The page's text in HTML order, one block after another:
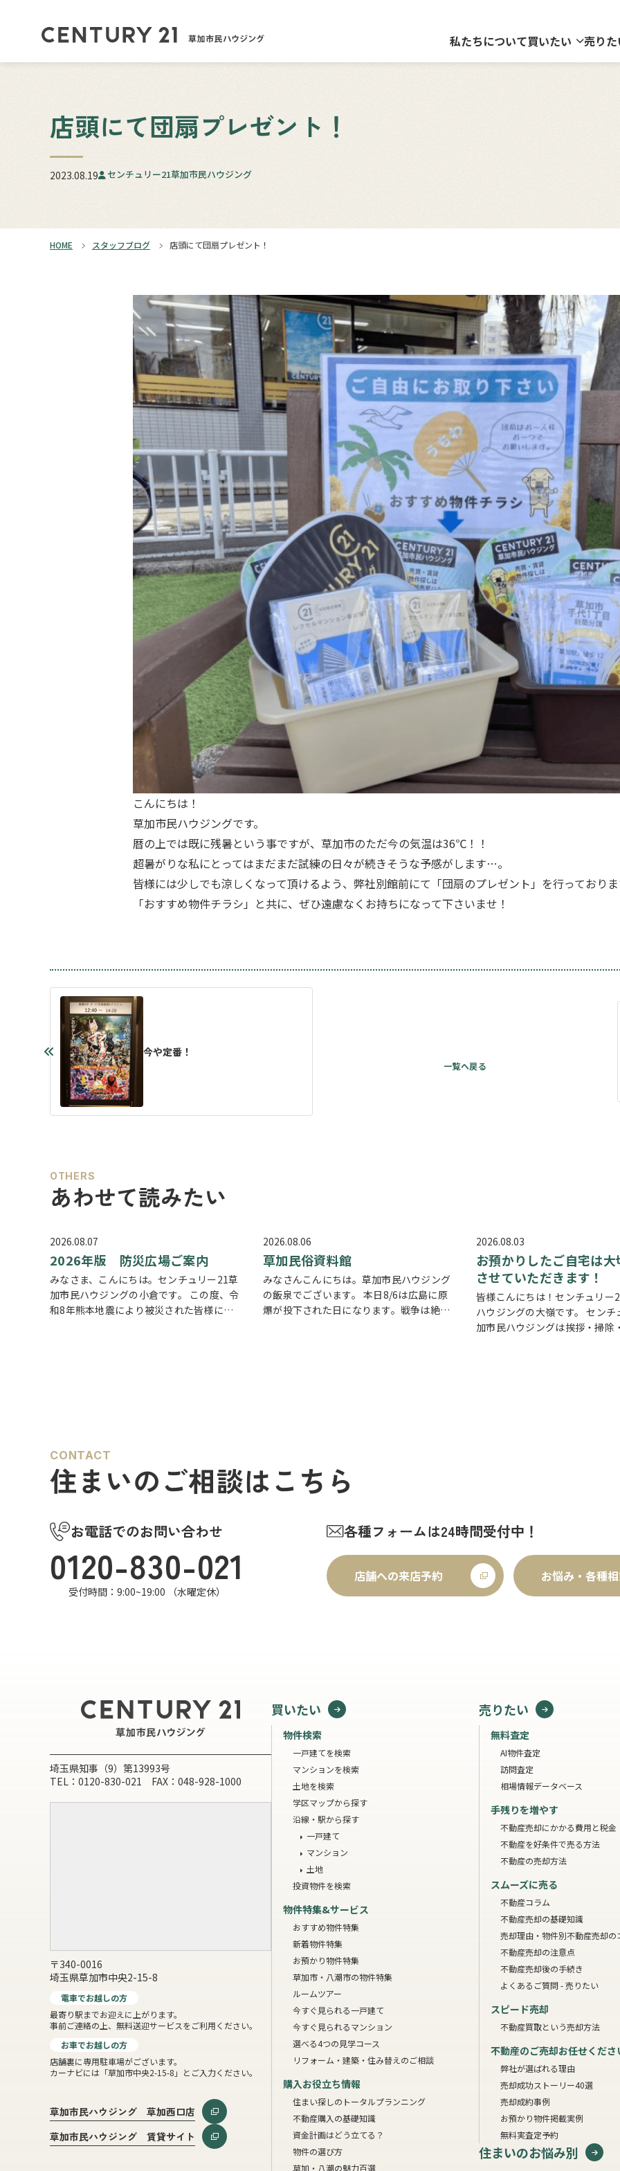
私たちについて買いたい 売り
店頭にて団扇プレゼント！
2023.08.19 センチュリー21草加市民ハウジング
HOME スタッフブログ 店頭にて団扇プレゼント！
こんにちは！
草加市民ハウジングです。
暦の上では既に残暑という事ですが、草加市のただ今の気温は36℃！！
超暑がりな私にとってはまだまだ試練の日々が続きそうな予感がします…。
皆様には少しでも涼しくなって頂けるよう、弊社別館前にて「団扇のプレゼント」を行っており
「おすすめ物件チラシ」と共に、ぜひ遠慮なくお持ちになって下さいませ！
今や定番！
OTHERS
あわせて読みたい
2026.08.07
2026年版 防災広場ご案内
みなさま、こんにちは。センチュリー21草
加市民ハウジングの小倉です。 この度、令
和8年熊本地震により被災された皆様に
2026.08.06
草加民俗資料館
みなさんこんにちは。草加市民ハウジング
の飯泉でございます。 本日8/6は広島に原
爆が投下された日になります。戦争は絶対
2026.08.03
お預かりしたご自宅は
させていただきます！
皆様こんにちは！センチュリー
ハウジングの大嶺です。 セン
加市民ハウジングは挨拶・掃除
CONTACT
住まいのご相談はこちら
お電話でのお問い合わせ
0120-830-021
受付時間：9:00~19:00 （水曜定休）
各種フォームは24時間受付中！
店舗への来店予約 お悩み・各種
埼玉県知事（9）第13993号
TEL：0120-830-021 FAX：048-928-1000
〒340-0016
埼玉県草加市中央2-15-8
電車でお越しの方
最寄り駅までお迎えに上がります。
事前ご連絡の上、無料送迎サービスをご利用ください。
お車でお越しの方
店舗裏に専用駐車場がございます。
カーナビには「草加市中央2-15-8」とご入力ください。
草加市民ハウジング 草加西口店
草加市民ハウジング 賃貸サイト
買いたい
物件検索
一戸建てを検索
マンションを検索
土地を検索
学区マップから探す
沿線・駅から探す
一戸建て
マンション
土地
投資物件を検索
物件特集&サービス
おすすめ物件特集
新着物件特集
お預かり物件特集
草加市・八潮市の物件特集
ルームツアー
今すぐ見られる一戸建て
今すぐ見られるマンション
選べる4つの見学コース
リフォーム・建築・住み替えのご相談
購入お役立ち情報
住まい探しのトータルプランニング
不動産購入の基礎知識
資金計画はどう立てる？
物件の選び方
草加・八潮の魅力百選
売りたい
無料査定
AI物件査定
訪問査定
相場情報データベース
手残りを増やす
不動産売却にかかる費用と税金
不動産を好条件で売る方法
不動産の売却方法
スムーズに売る
不動産コラム
不動産売却の基礎知識
売却理由・物件別不動産売却の
不動産売却の注意点
不動産売却後の手続き
よくあるご質問 - 売りたい
スピード売却
不動産買取という売却方法
不動産のご売却お任せくださ
弊社が選ばれる理由
売却成功ストーリー40選
売却成約事例
お預かり物件掲載実例
無料実査定予約
住まいのお悩み別